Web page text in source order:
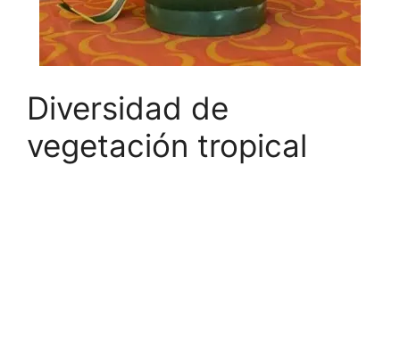
Diversidad de
vegetación tropical